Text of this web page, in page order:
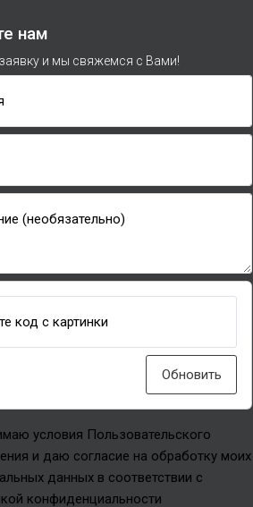
нам
и мы свяжемся с Вами!
(необязательно)
код с картинки
Обновить
условия Пользовательского
и даю согласие на обработку моих
данных в соответствии с
конфиденциальности